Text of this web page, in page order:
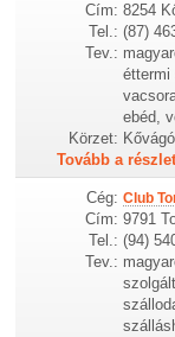
Cím: 8254
Tel.: (87)
Tev.:
éttermi
ebéd,
Körzet:
Tovább a
Cég: Club
Cím: 9791
Tel.: (94)
Tev.: